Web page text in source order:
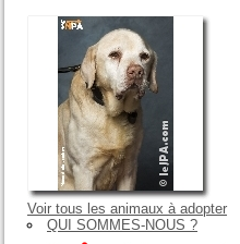
Voir tous les animaux à adopter
QUI SOMMES-NOUS ?